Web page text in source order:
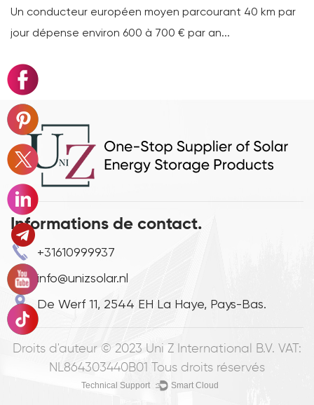
moyen parcourant 40 km par
600 à 700 € par an...
Arrivée des
série Deye GE-
Informations de contact.
+31610999937
info@unizsolar.nl
De Werf 11, 2544 EH La Haye, Pays-Bas.
Droits d'auteur © 2023 Uni Z International B.V. VAT:
NL864303440B01
Tous droits réservés
Technical Support ： Smart Cloud